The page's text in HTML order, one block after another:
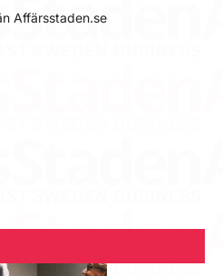
Affärsstaden.se